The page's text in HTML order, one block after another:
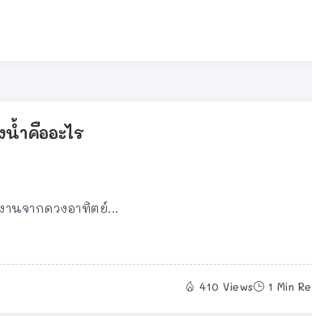
ำคืออะไร
นจากดวงอาทิตย์...
410 Views 1 Min